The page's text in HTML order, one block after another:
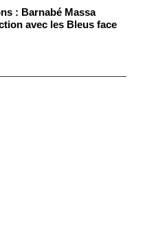
: Barnabé Massa
avec les Bleus face